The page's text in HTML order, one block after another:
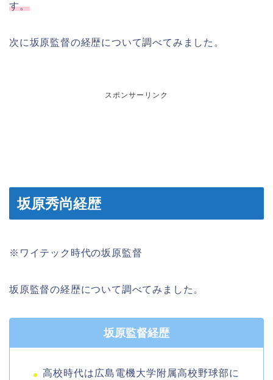
す。
次に坂原監督の経歴について調べてみました。
スポンサーリンク
坂原秀尚経歴
※ワイテック時代の坂原監督
坂原監督の経歴について調べてみました。
坂原監督経歴
高校時代は広島電機大学附属高校野球部に